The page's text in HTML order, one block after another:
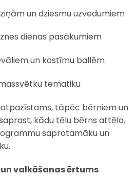
un dziesmu uzvedumiem
dienas pasākumiem
un kostīmu ballēm
tematiku
atpazīstams, tāpēc bērniem un
kādu tēlu bērns attēlo.
saprotamāku un
valkāšanas ērtums